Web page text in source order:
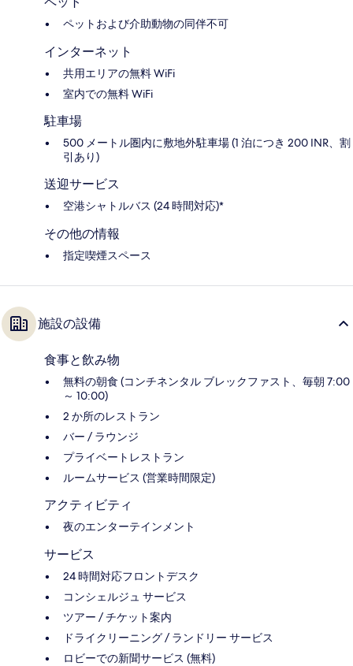
ペットおよび介助動物の同伴不可
インターネット
共用エリアの無料 WiFi
室内での無料 WiFi
駐車場
500 メートル圏内に敷地外駐車場 (1 泊につき 200 INR、割
引あり)
送迎サービス
空港シャトルバス (24 時間対応)*
その他の情報
指定喫煙スペース
施設の設備
食事と飲み物
無料の朝食 (コンチネンタル ブレックファスト、毎朝 7:00
～ 10:00)
2 か所のレストラン
バー / ラウンジ
プライベートレストラン
ルームサービス (営業時間限定)
アクティビティ
夜のエンターテインメント
サービス
24 時間対応フロントデスク
コンシェルジュ サービス
ツアー / チケット案内
ドライクリーニング / ランドリー サービス
ロビーでの新聞サービス (無料)